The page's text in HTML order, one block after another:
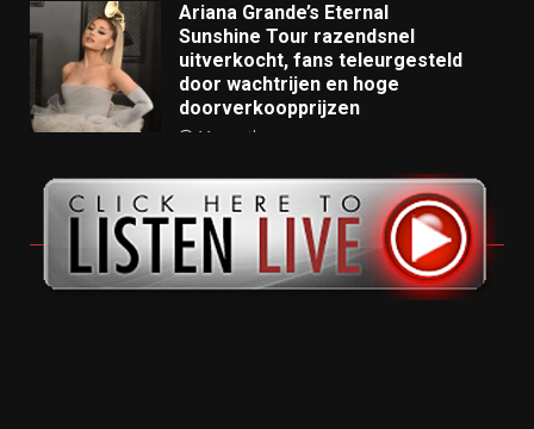
Ariana Grande’s Eternal
Sunshine Tour razendsnel
uitverkocht, fans teleurgesteld
door wachtrijen en hoge
doorverkoopprijzen
11 months ago